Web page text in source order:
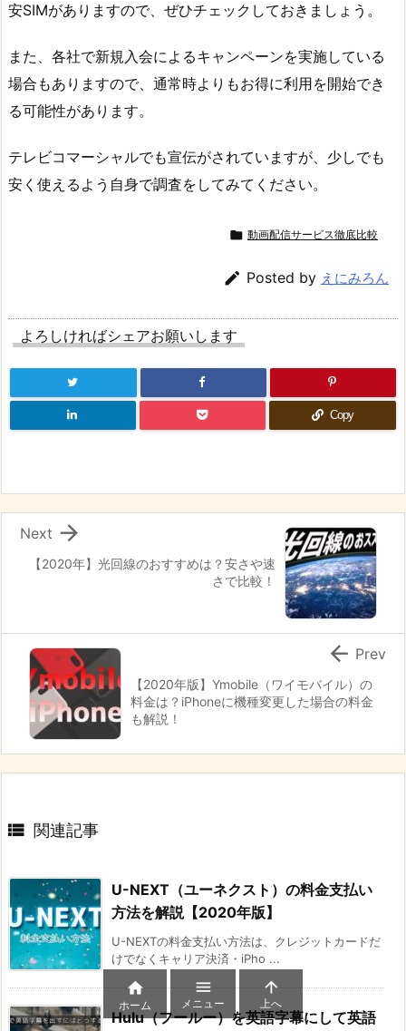
安SIMがありますので、ぜひチェックしておきましょう。
また、各社で新規入会によるキャンペーンを実施している
場合もありますので、通常時よりもお得に利用を開始でき
る可能性があります。
テレビコマーシャルでも宣伝がされていますが、少しでも
安く使えるよう自身で調査をしてみてください。
 動画配信サービス徹底比較
 Posted by えにみろん
よろしければシェアお願いします
Copy
【2020年】光回線のおすすめは？安さや速
さで比較！

Next
【2020年版】Ymobile（ワイモバイル）の
料金は？iPhoneに機種変更した場合の料金
も解説！
 Prev
 関連記事
U-NEXT（ユーネクスト）の料金支払い
方法を解説【2020年版】
U-NEXTの料金支払い方法は、クレジットカードだ
けでなくキャリア決済・iPho ...
Hulu（フールー）を英語字幕にして英語

ホーム

メニュー

上へ